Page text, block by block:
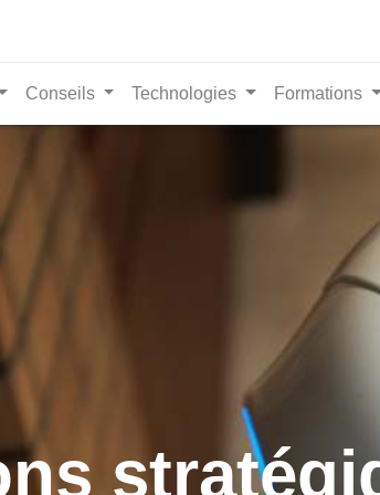
Conseils Technologies Formations